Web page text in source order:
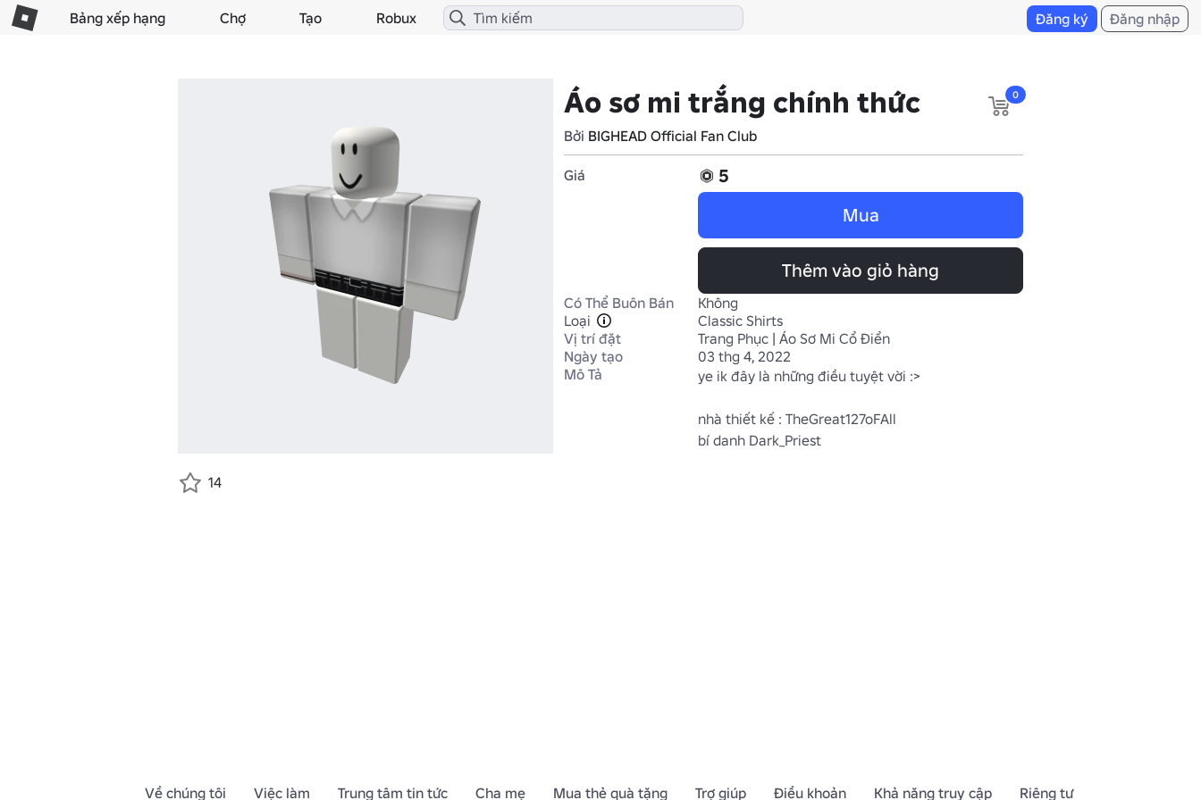
Bảng xếp hạng Chợ Tạo Robux Đăng ký Đăng nhập
Áo sơ mi trắng chính thức
Bởi BIGHEAD Official Fan Club
0
Giá
5
Mua
Thêm vào giỏ hàng
Có Thể Buôn Bán
Không
Loại
Classic Shirts
Vị trí đặt
Trang Phục | Áo Sơ Mi Cổ Điển
Ngày tạo
03 thg 4, 2022
Mô Tả
ye ik đây là những điều tuyệt vời :>
nhà thiết kế : TheGreat127oFAll
bí danh Dark_Priest
14
Về chúng tôi Việc làm Trung tâm tin tức Cha mẹ Mua thẻ quà tặng Trợ giúp Điều khoản Khả năng truy cập Riêng tư